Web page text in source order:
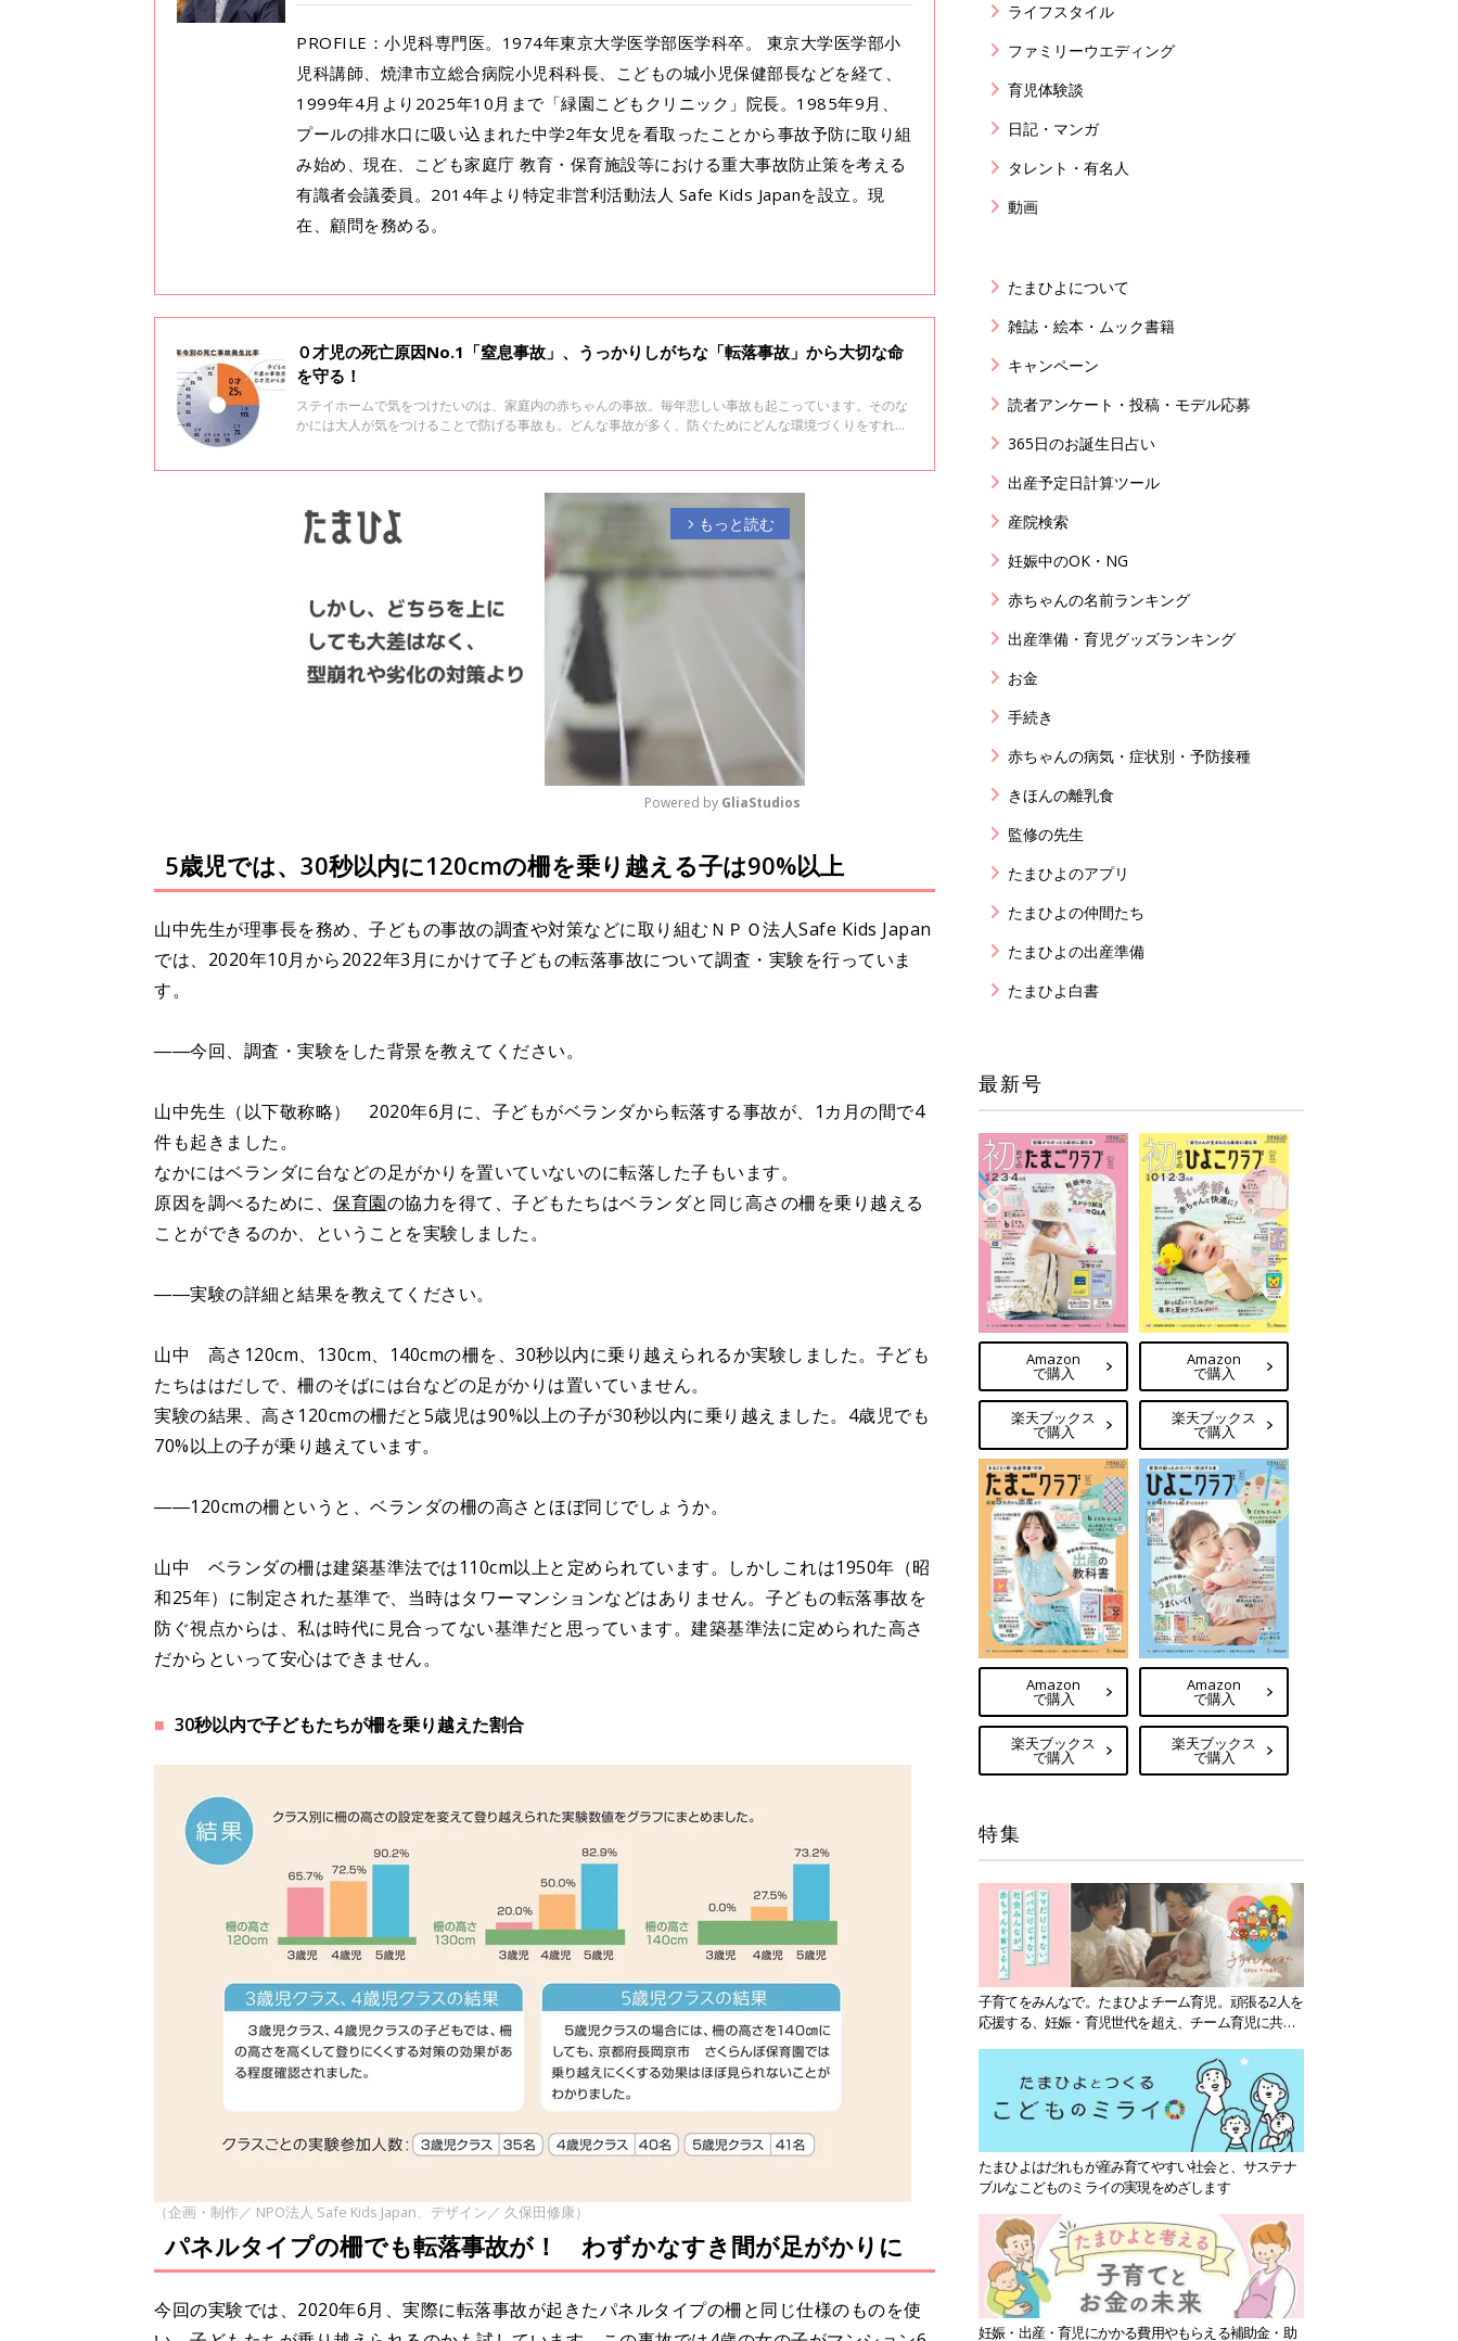
PROFILE：小児科専門医。1974年東京大学医学部医学科卒。 東京大学医学部小
児科講師、焼津市立総合病院小児科科長、こどもの城小児保健部長などを経て、
1999年4月より2025年10月まで「緑園こどもクリニック」院長。1985年9月、
プールの排水口に吸い込まれた中学2年女児を看取ったことから事故予防に取り組
み始め、現在、こども家庭庁 教育・保育施設等における重大事故防止策を考える
有識者会議委員。2014年より特定非営利活動法人 Safe Kids Japanを設立。現
在、顧問を務める。
０才児の死亡原因No.1「窒息事故」、うっかりしがちな「転落事故」から大切な命
を守る！
ステイホームで気をつけたいのは、家庭内の赤ちゃんの事故。毎年悲しい事故も起こっています。そのな
かには大人が気をつけることで防げる事故も。どんな事故が多く、防ぐためにどんな環境づくりをすれば
arrow_forward_ios もっと読む
M
u
t
e
Powered by GliaStudios
5歳児では、30秒以内に120cmの柵を乗り越える子は90%以上
山中先生が理事長を務め、子どもの事故の調査や対策などに取り組むＮＰＯ法人Safe Kids Japan
では、2020年10月から2022年3月にかけて子どもの転落事故について調査・実験を行っていま
す。
――今回、調査・実験をした背景を教えてください。
山中先生（以下敬称略） 2020年6月に、子どもがベランダから転落する事故が、1カ月の間で4
件も起きました。
なかにはベランダに台などの足がかりを置いていないのに転落した子もいます。
原因を調べるために、 保育園の協力を得て、子どもたちはベランダと同じ高さの柵を乗り越える
ことができるのか、ということを実験しました。
――実験の詳細と結果を教えてください。
山中 高さ120cm、130cm、140cmの柵を、30秒以内に乗り越えられるか実験しました。子ども
たちははだしで、柵のそばには台などの足がかりは置いていません。
実験の結果、高さ120cmの柵だと5歳児は90%以上の子が30秒以内に乗り越えました。4歳児でも
70%以上の子が乗り越えています。
――120cmの柵というと、ベランダの柵の高さとほぼ同じでしょうか。
山中 ベランダの柵は建築基準法では110cm以上と定められています。しかしこれは1950年（昭
和25年）に制定された基準で、当時はタワーマンションなどはありません。子どもの転落事故を
防ぐ視点からは、私は時代に見合ってない基準だと思っています。建築基準法に定められた高さ
だからといって安心はできません。
30秒以内で子どもたちが柵を乗り越えた割合
（企画・制作／ NPO法人 Safe Kids Japan、デザイン／ 久保田修康）
パネルタイプの柵でも転落事故が！ わずかなすき間が足がかりに
今回の実験では、2020年6月、実際に転落事故が起きたパネルタイプの柵と同じ仕様のものを使
ライフスタイル
ファミリーウエディング
育児体験談
日記・マンガ
タレント・有名人
動画
たまひよについて
雑誌・絵本・ムック書籍
キャンペーン
読者アンケート・投稿・モデル応募
365日のお誕生日占い
出産予定日計算ツール
産院検索
妊娠中のOK・NG
赤ちゃんの名前ランキング
出産準備・育児グッズランキング
お金
手続き
赤ちゃんの病気・症状別・予防接種
きほんの離乳食
監修の先生
たまひよのアプリ
たまひよの仲間たち
たまひよの出産準備
たまひよ白書
最新号
Amazon
で購入
楽天ブックス
で購入
Amazon
で購入
楽天ブックス
で購入
Amazon
で購入
楽天ブックス
で購入
Amazon
で購入
楽天ブックス
で購入
特集
子育てをみんなで。たまひよチーム育児。頑張る2人を
応援する、妊娠・育児世代を超え、チーム育児に共感
たまひよはだれもが産み育てやすい社会と、サステナ
ブルなこどものミライの実現をめざします
妊娠・出産・育児にかかる費用やもらえる補助金・助